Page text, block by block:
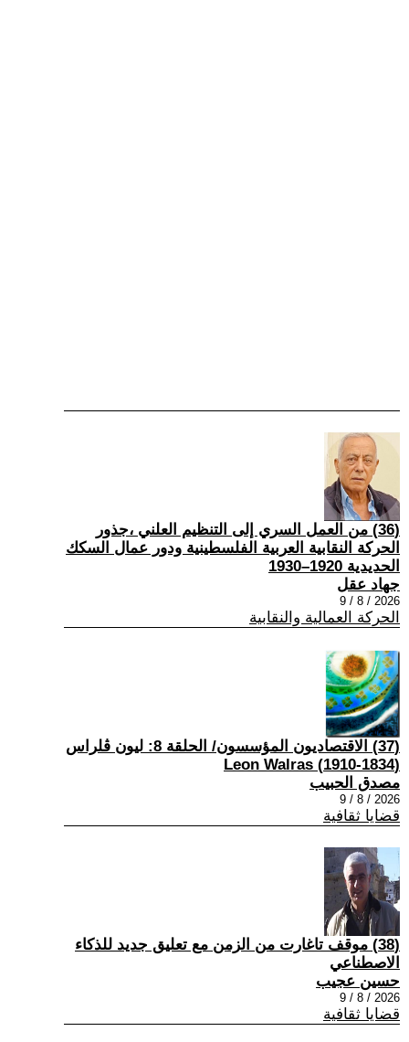
(36) من العمل السري إلى التنظيم العلني ،جذور
الحركة النقابية العربية الفلسطينية ودور عمال السكك
الحديدية 1920–1930
جهاد عقل
2026 / 8 / 9
الحركة العمالية والنقابية
(37) الاقتصاديون المؤسسون/ الحلقة 8: ليون ڤلراس
(1834-1910) Leon Walras
مصدق الحبيب
2026 / 8 / 9
قضايا ثقافية
(38) موقف تاغارت من الزمن مع تعليق جديد للذكاء
الاصطناعي
حسين عجيب
2026 / 8 / 9
قضايا ثقافية